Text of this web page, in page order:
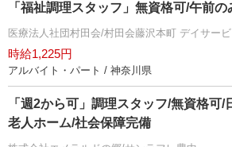
「福祉調理スタッフ」無資格可/午前
医療法人社団村田会/村田会藤沢本町 デイサー
時給1,225円
アルバイト・パート / 神奈川県
「週2から可」調理スタッフ/無資格可
老人ホーム/社会保障完備